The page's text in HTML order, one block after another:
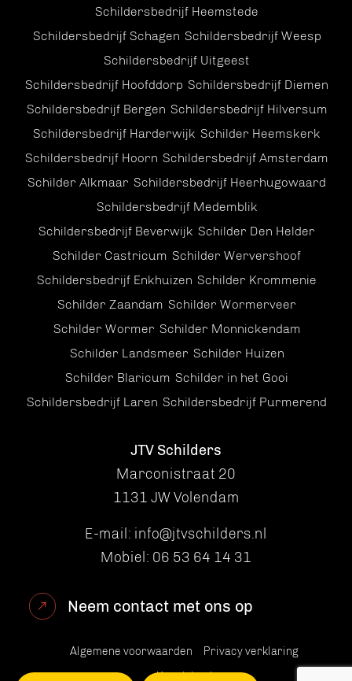
Schildersbedrijf Heemstede
Schildersbedrijf Schagen Schildersbedrijf Weesp
Schildersbedrijf Uitgeest
Schildersbedrijf Hoofddorp Schildersbedrijf Diemen
Schildersbedrijf Bergen Schildersbedrijf Hilversum
Schildersbedrijf Harderwijk Schilder Heemskerk
Schildersbedrijf Hoorn Schildersbedrijf Amsterdam
Schilder Alkmaar Schildersbedrijf Heerhugowaard
Schildersbedrijf Medemblik
Schildersbedrijf Beverwijk Schilder Den Helder
Schilder Castricum Schilder Wervershoof
Schildersbedrijf Enkhuizen Schilder Krommenie
Schilder Zaandam Schilder Wormerveer
Schilder Wormer Schilder Monnickendam
Schilder Landsmeer Schilder Huizen
Schilder Blaricum Schilder in het Gooi
Schildersbedrijf Laren Schildersbedrijf Purmerend
JTV Schilders
Marconistraat 20
1131 JW Volendam
E-mail: info@jtvschilders.nl
Mobiel: 06 53 64 14 31
Neem contact met ons op
Algemene voorwaarden
Privacy verklaring
Kennisbank